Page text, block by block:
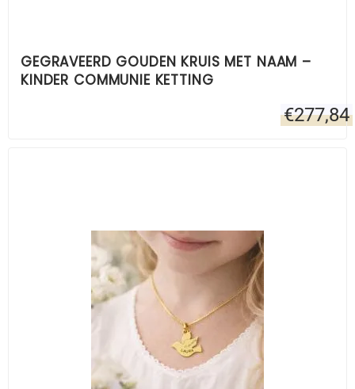
GEGRAVEERD GOUDEN KRUIS MET NAAM –
KINDER COMMUNIE KETTING
€277,84